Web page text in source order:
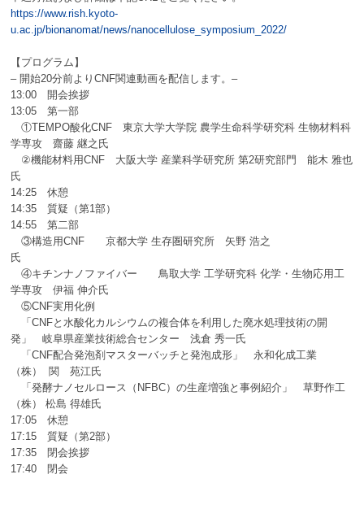
https://www.rish.kyoto-
u.ac.jp/bionanomat/news/nanocellulose_symposium_2022/
【プログラム】
– 開始20分前より CNF関連動画を配信します。 –
13:00開会挨拶
13:05 第一部
①TEMPO酸化CNF
東京大学大学院 農学生命科学研究科 生物材料科
学専攻 齋藤 継之氏
②機能材料用CNF大阪大学 産業科学研究所 第2研究部門 能木 雅也
氏
14:25休憩
14:35質疑（第1部）
14:55第二部
③構造用CNF京都大学 生存圏研究所 矢野 浩之
氏
④キチンナノファイバー 鳥取大学 工学研究科 化学・生物応用工
学専攻 伊福 伸介氏
⑤CNF実用化例
「 CNFと水酸化カルシウムの複合体を利用した廃水処理技術の開
発」 岐阜県産業技術総合センター 浅倉 秀一氏
「 CNF配合発泡剤マスターバッチと発泡成形」 永和化成工業
（株）
関 苑江氏
「発酵ナノセルロース（ NFBC）の生産増強と事例紹介」 草野作工
（株） 松島 得雄氏
17:05 休憩
17:15 質疑（第2部）
17:35閉会挨拶
17:40閉会